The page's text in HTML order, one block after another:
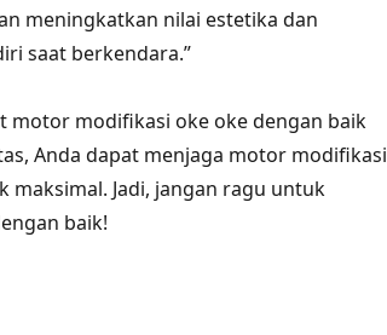
meningkatkan nilai estetika dan
saat berkendara.”
motor modifikasi oke oke dengan baik
Anda dapat menjaga motor modifikasi
maksimal. Jadi, jangan ragu untuk
baik!